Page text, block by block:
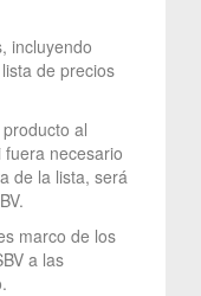
incluyendo
de precios
al
necesario
de la lista, será
marco de los
a las